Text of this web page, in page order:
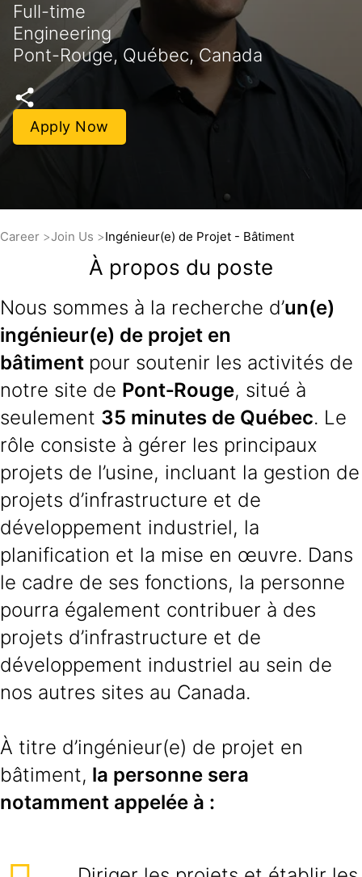
Full-time
Engineering
Pont-Rouge, Québec, Canada
Apply Now
Career Join Us Ingénieur(e) de Projet - Bâtiment
À propos du poste
Nous sommes à la recherche d’un(e)
ingénieur(e) de projet en
bâtiment pour soutenir les activités de
notre site de Pont‑Rouge, situé à
seulement 35 minutes de Québec. Le
rôle consiste à gérer les principaux
projets de l’usine, incluant la gestion de
projets d’infrastructure et de
développement industriel, la
planification et la mise en œuvre. Dans
le cadre de ses fonctions, la personne
pourra également contribuer à des
projets d’infrastructure et de
développement industriel au sein de
nos autres sites au Canada.
À titre d’ingénieur(e) de projet en
bâtiment, la personne sera
notamment appelée à :